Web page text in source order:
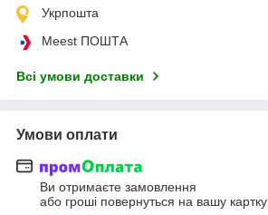
Укрпошта
Meest ПОШТА
Всі умови доставки
Умови оплати
Ви отримаєте замовлення
або гроші повернуться на вашу картку